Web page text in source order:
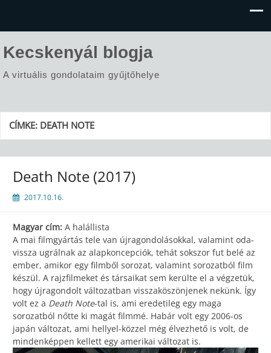
Kecskenyál blogja
A virtuális gondolataim gyűjtőhelye
CÍMKE: DEATH NOTE
Death Note (2017)
2017.10.16.
Magyar cím: A halállista
A mai filmgyártás tele van újragondolásokkal, valamint oda-
vissza ugrálnak az alapkoncepciók, tehát sokszor fut belé az
ember, amikor egy filmből sorozat, valamint sorozatból film
készül. A rajzfilmeket és társaikat sem kerülte el a végzetük,
hogy újragondolt változatban visszaköszönjenek nekünk. Így
volt ez a Death Note-tal is, ami eredetileg egy maga
sorozatból nőtte ki magát filmmé. Habár volt egy 2006-os
japán változat, ami hellyel-közzel még élvezhető is volt, de
mindenképpen kellett egy amerikai változat is.